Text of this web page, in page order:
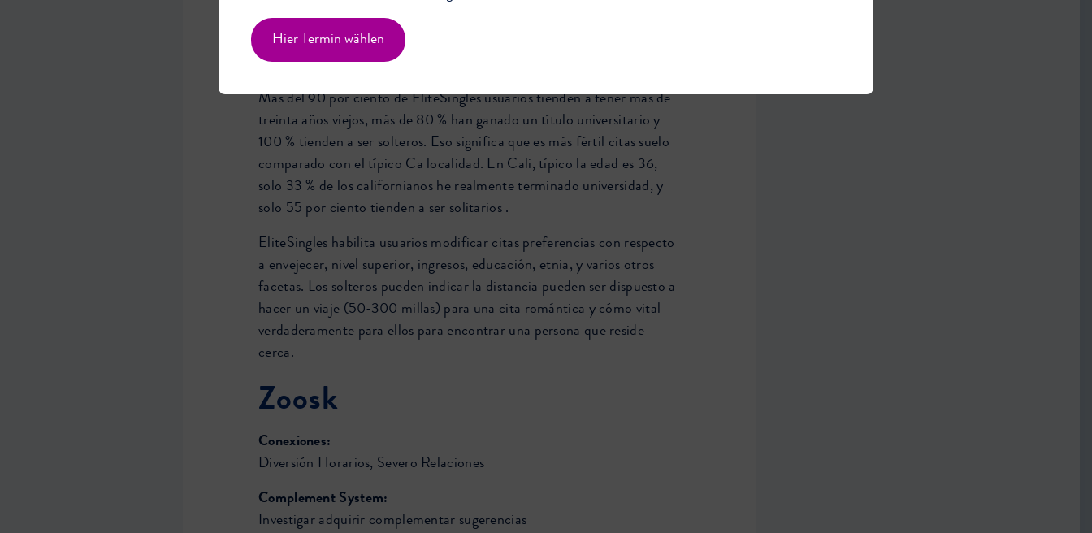
Como sitio de Internet de citas de primer nivel, EliteSingles
proporciona solitarios pros la oportunidad de aumentar suyo citas en
línea conocimiento y conocer personas en su mismo nivel.
Más del 90 por ciento de EliteSingles usuarios tienden a tener más de
treinta años viejos, más de 80 % han ganado un título universitario y
100 % tienden a ser solteros. Eso significa que es más fértil citas suelo
comparado con el típico Ca localidad. En Cali, típico la edad es 36,
solo 33 % de los californianos he realmente terminado universidad, y
solo 55 por ciento tienden a ser solitarios .
EliteSingles habilita usuarios modificar citas preferencias con respecto
a envejecer, nivel superior, ingresos, educación, etnia, y varios otros
facetas. Los solteros pueden indicar la distancia pueden ser dispuesto a
hacer un viaje (50-300 millas) para una cita romántica y cómo vital
verdaderamente para ellos para encontrar una persona que reside ​​
cerca.
Zoosk
Conexiones:
Diversión Horarios, Severo Relaciones
Complement System:
Investigar adquirir complementar sugerencias
Hier Termin wählen